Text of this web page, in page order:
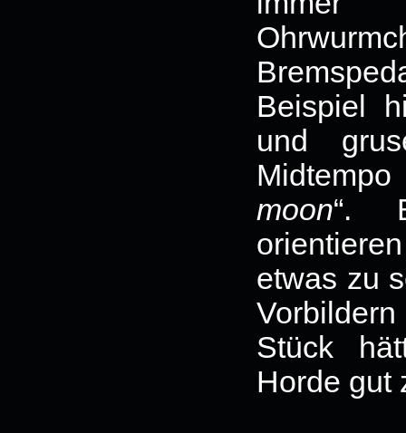
Beispiel
und
moon“.
etwas zu
Stück
Horde gut